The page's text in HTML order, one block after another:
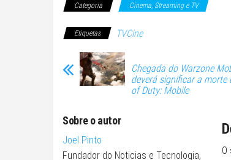
Categoria Cinema, Streaming e TV
Etiquetas TVCine
Chegada do Warzone
deverá significar a morte
of Duty: Mobile
Sobre o autor
Joel Pinto
Fundador do Noticias e Tecnologia,